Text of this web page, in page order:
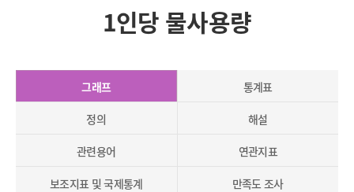
1인당 물사용량
그래프 통계표
정의 해설
관련용어 연관지표
보조지표 및 국제통계 만족도 조사